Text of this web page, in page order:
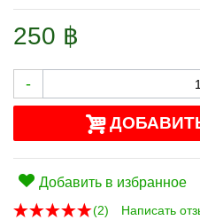
250 ฿
-
Добавить в избранное
(2) Написать